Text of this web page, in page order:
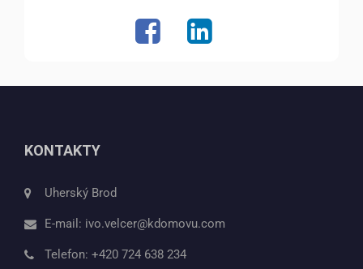
KONTAKTY
Uherský Brod
E-mail: ivo.velcer@kdomovu.com
Telefon: +420 724 638 234